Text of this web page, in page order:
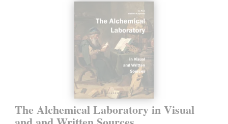
The Alchemical Laboratory in Visual